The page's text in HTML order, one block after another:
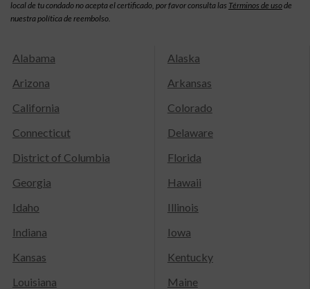
local de tu condado no acepta el certificado, por favor consulta las Términos de usode
nuestra política de reembolso.
Alabama
Alaska
Arizona
Arkansas
California
Colorado
Connecticut
Delaware
District of Columbia
Florida
Georgia
Hawaii
Idaho
Illinois
Indiana
Iowa
Kansas
Kentucky
Louisiana
Maine